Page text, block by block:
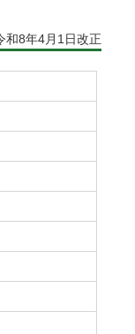
8年4月1日改正